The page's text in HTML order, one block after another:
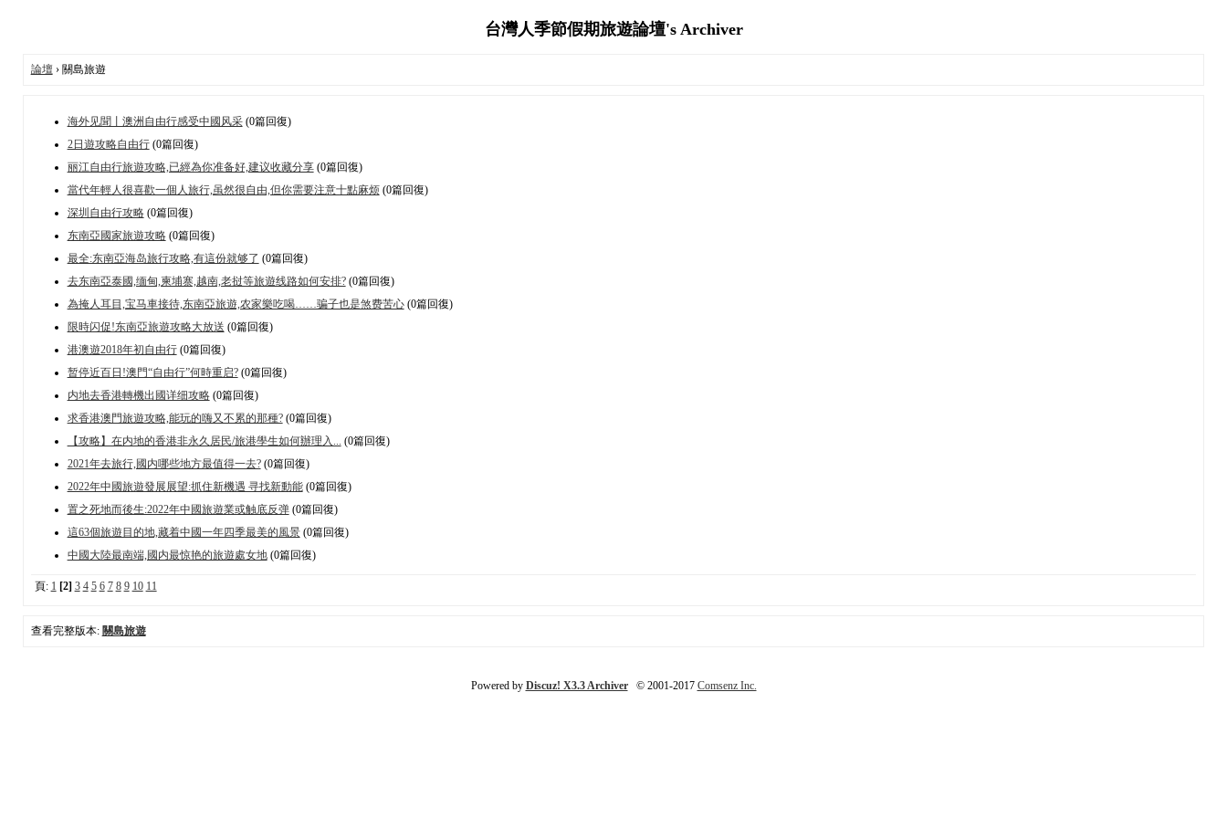
台灣人季節假期旅遊論壇's Archiver
論壇› 關島旅遊
海外见聞丨澳洲自由行感受中國风采(0篇回復)
2日遊攻略自由行(0篇回復)
丽江自由行旅遊攻略,已經為你准备好,建议收藏分享(0篇回復)
當代年輕人很喜歡一個人旅行,虽然很自由,但你需要注意十點麻烦(0篇回復)
深圳自由行攻略(0篇回復)
东南亞國家旅遊攻略(0篇回復)
最全:东南亞海岛旅行攻略,有這份就够了 (0篇回復)
去东南亞泰國,缅甸,柬埔寨,越南,老挝等旅遊线路如何安排?(0篇回復)
為掩人耳目,宝马車接待,东南亞旅遊,农家樂吃喝……骗子也是煞费苦心(0篇回復)
限時闪促!东南亞旅遊攻略大放送 (0篇回復)
港澳遊2018年初自由行(0篇回復)
暂停近百日!澳門“自由行”何時重启?(0篇回復)
内地去香港轉機出國详细攻略(0篇回復)
求香港澳門旅遊攻略,能玩的嗨又不累的那種?(0篇回復)
【攻略】在内地的香港非永久居民/旅港學生如何辦理入... (0篇回復)
2021年去旅行,國内哪些地方最值得一去?(0篇回復)
2022年中國旅遊發展展望:抓住新機遇 寻找新動能(0篇回復)
置之死地而後生:2022年中國旅遊業或触底反弹(0篇回復)
這63個旅遊目的地,藏着中國一年四季最美的風景(0篇回復)
中國大陸最南端,國内最惊艳的旅遊處女地(0篇回復)
頁: 1 [2] 3 4 5 6 7 8 9 10 11
查看完整版本: 關島旅遊
Powered by Discuz! X3.3 Archiver© 2001-2017 Comsenz Inc.